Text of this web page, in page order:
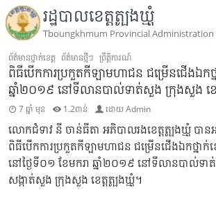
រដ្ឋបាលខេត្តត្បូងឃ្មុំ
Tboungkhmum Provincial Administration
ព័ត៌មានថ្នាក់ខេត្ត ព័ត៌មានថ្មីៗ ព្រឹត្តិការណ៍
ពិធីបើកការប្រកួតកីឡាមហាជន ជម្រើនជើងឯកថ្ន
ឆ្នាំ២០១៩ នៅទីលានបាល់ទាត់សួង ក្រុងសួង ខេ
7 ឆ្នាំ មុន 1.2ពាន់ ដោយAdmin
លោកជំទាវ នី ចាន់ធីតា អភិបាលរងខេត្តត្បូងឃ្មុំ បា
ពិធីបើកការប្រកួតកីឡាមហាជន ជម្រើនជើងឯកថ្នាក់ខ
នៅថ្ងៃទី០១ ខែមករា ឆ្នាំ២០១៩ នៅទីលានបាល់ទ
សង្កាត់សួង ក្រុងសួង ខេត្តត្បូងឃ្មុំ។